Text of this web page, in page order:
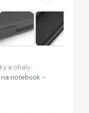
a obaly/
na notebook -